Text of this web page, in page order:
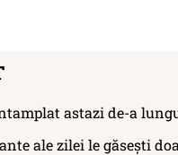
astazi de-a
ale zilei le găsești